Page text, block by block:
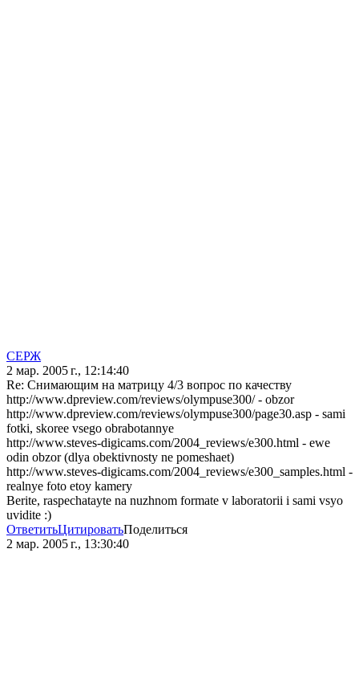
СЕРЖ
2 мар. 2005 г., 12:14:40
Re: Снимающим на матрицу 4/3 вопрос по качеству
http://www.dpreview.com/reviews/olympuse300/ - obzor
http://www.dpreview.com/reviews/olympuse300/page30.asp - sami
fotki, skoree vsego obrabotannye
http://www.steves-digicams.com/2004_reviews/e300.html - ewe
odin obzor (dlya obektivnosty ne pomeshaet)
http://www.steves-digicams.com/2004_reviews/e300_samples.html -
realnye foto etoy kamery
Berite, raspechatayte na nuzhnom formate v laboratorii i sami vsyo
uvidite :)
ОтветитьЦитироватьПоделиться
2 мар. 2005 г., 13:30:40